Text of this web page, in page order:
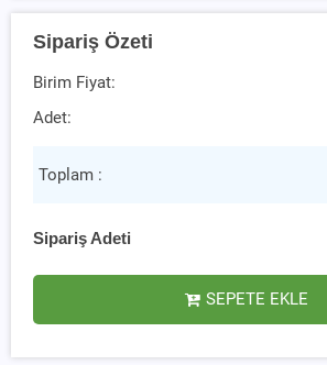
Sipariş Özeti
Birim Fiyat:
Adet:
Toplam :
Sipariş Adeti
SEPETE EKLE